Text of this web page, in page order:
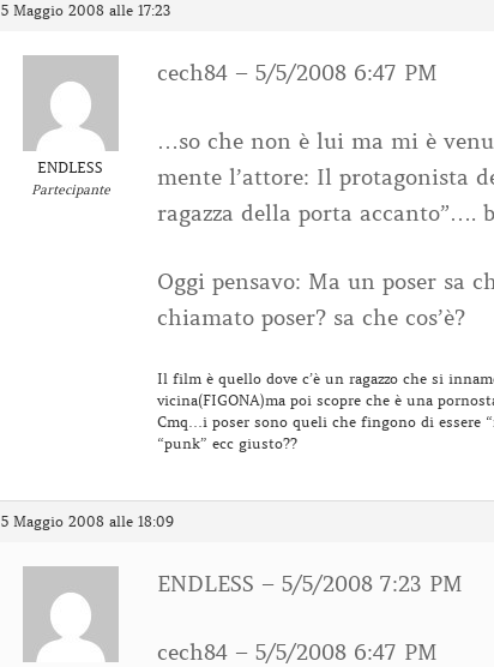
5 Maggio 2008 alle 17:23
ENDLESS
Partecipante
cech84 – 5/5/2008 6:47 PM
…so che non è lui ma mi è
mente l’attore: Il protagonista
ragazza della porta accanto”….
Oggi pensavo: Ma un poser sa
chiamato poser? sa che cos’è?
Il film è quello dove c’è un ragazzo che si
vicina(FIGONA)ma poi scopre che è una
Cmq…i poser sono queli che fingono di essere
“punk” ecc giusto??
5 Maggio 2008 alle 18:09
ENDLESS – 5/5/2008 7:23 PM
cech84 – 5/5/2008 6:47 PM